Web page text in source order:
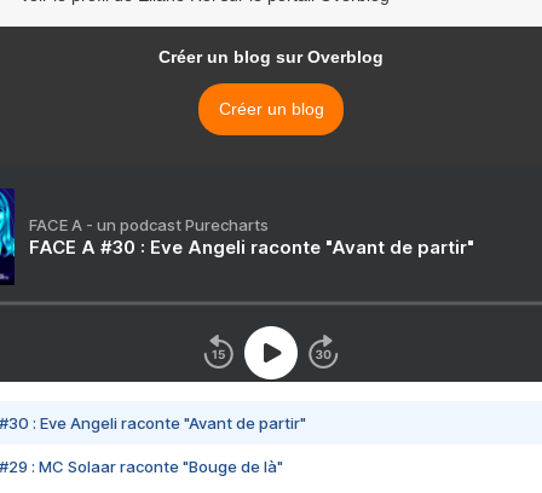
Créer un blog sur Overblog
Créer un blog
FACE A - un podcast Purecharts
FACE A #30 : Eve Angeli raconte "Avant de partir"
#30 : Eve Angeli raconte "Avant de partir"
#29 : MC Solaar raconte "Bouge de là"